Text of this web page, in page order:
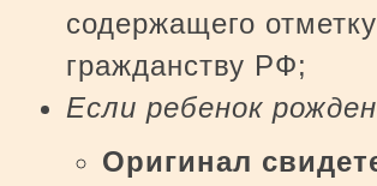
содержащего
гражданству РФ;
Если ребенок
Оригинал